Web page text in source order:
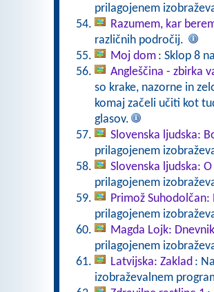
prilagojenem
Razumem, kar
različnih področij.
Moj dom : Sklop 8
Angleščina - zbirka
so krake, nazorne in
komaj začeli učiti kot
glasov.
Slovenska ljudska:
prilagojenem
Slovenska ljudska:
prilagojenem
Primož Suhodolčan:
prilagojenem
Magda Lojk:
prilagojenem
Latvijska: Zaklad :
izobraževalnem